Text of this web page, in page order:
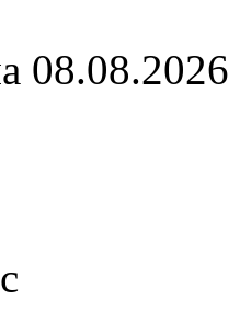
08.08.2026